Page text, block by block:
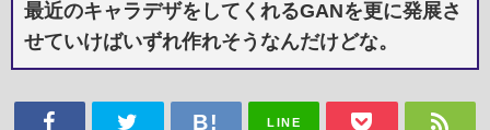
最近のキャラデザをしてくれるGANを更に発展さ
せていけばいずれ作れそうなんだけどな。
LINE